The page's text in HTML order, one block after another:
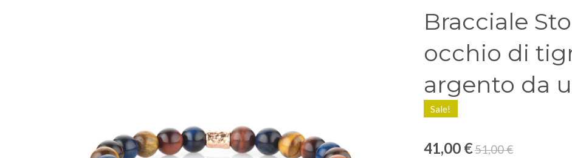
Bracciale
occhio di
argento da
Sale!
41,00 €51,00 €